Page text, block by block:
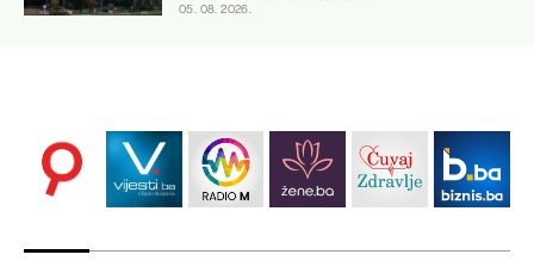
05. 08. 2026.